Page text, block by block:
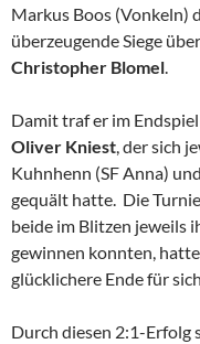
Markus Boos (Vonkeln)
überzeugende Siege
Christopher Blomel.
Damit traf er im
Oliver Kniest, der sich
Kuhnhenn (SF Anna)
gequält hatte. Die
beide im Blitzen jeweils
gewinnen konnten,
glücklichere Ende für
Durch diesen 2:1-Erfolg